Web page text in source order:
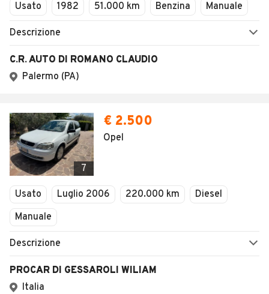
Usato 1982 51.000 km Benzina Manuale
Descrizione
C.R. AUTO DI ROMANO CLAUDIO
Palermo (PA)
7
€ 2.500
Opel
Usato Luglio 2006 220.000 km
Diesel
Manuale
Descrizione
PROCAR DI GESSAROLI WILIAM
Italia